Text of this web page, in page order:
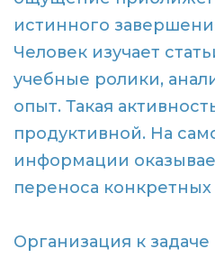
истинного
Человек изучает
учебные ролики,
опыт. Такая
продуктивной. На
информации
переноса конкретных
Организация к